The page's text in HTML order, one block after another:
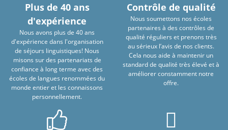
Plus de 40 ans
d'expérience
Nous avons plus de 40 ans
d'expérience dans l'organisation
de séjours linguistiques! Nous
misons sur des partenariats de
confiance à long terme avec des
écoles de langues renommées du
monde entier et les connaissons
personnellement.
Contrôle de qualité
Nous soumettons nos écoles
partenaires à des contrôles de
qualité réguliers et prenons très
au sérieux l’avis de nos clients.
Cela nous aide à maintenir un
standard de qualité très élevé et à
améliorer constamment notre
offre.